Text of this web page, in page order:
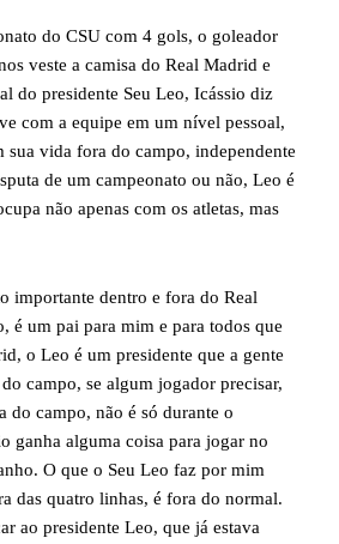
do CSU com 4 gols, o goleador
veste a camisa do Real Madrid e
do presidente Seu Leo, Icássio diz
com a equipe em um nível pessoal,
sua vida fora do campo, independente
de um campeonato ou não, Leo é
não apenas com os atletas, mas
importante dentro e fora do Real
é um pai para mim e para todos que
o Leo é um presidente que a gente
campo, se algum jogador precisar,
do campo, não é só durante o
ganha alguma coisa para jogar no
O que o Seu Leo faz por mim
das quatro linhas, é fora do normal.
ao presidente Leo, que já estava